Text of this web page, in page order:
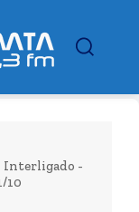
Interligado -
10